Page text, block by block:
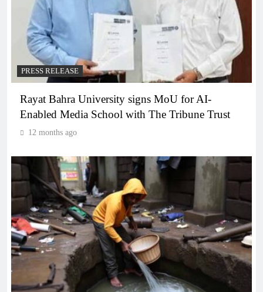
PRESS RELEASE
Rayat Bahra University signs MoU for AI-
Enabled Media School with The Tribune Trust
12 months ago